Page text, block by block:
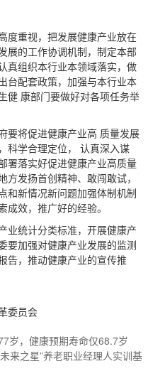
度重视，把发展健康产业放在
展的工作协调机制，制定本部
真组织本行业本领域落实，做
台配套政策，加强与本行业本
健 康部门要做好对各项任务举
要将促进健康产业高 质量发展
科学合理定位， 认真深入谋
署落实好促进健康产业高质量
发扬首创精神、敢闯敢试，
和新情况新问题加强体制机制
成效，推广好的经验。
业统计分类标准，开展健康产
要加强对健康产业发展的监测
告，推动健康产业的宣传推
委员会
岁，健康预期寿命仅68.7岁
来之星”养老职业经理人实训基